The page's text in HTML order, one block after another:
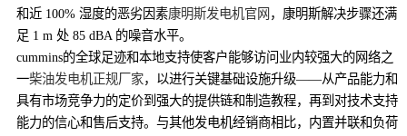
和近 100% 湿度的恶劣因素康明斯发电机官网 ，康明斯解决步骤还满
足 1 m 处 85 dBA 的噪音水平。
cummins的全球足迹和本地支持使客户能够访问业内较强大的网络之
一柴油发电机正规厂家，以进行关键基础设施升级——从产品能力和
具有市场竞争力的定价到强大的提供链和制造教程，再到对技术支持
能力的信心和售后支持。与其他发电机经销商相比，内置并联和负荷